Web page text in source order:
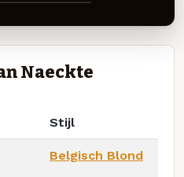
Naeckte
Stijl
Belgisch Blond